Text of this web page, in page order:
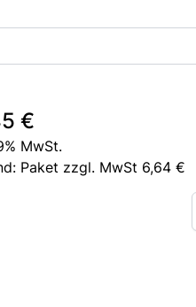
€
MwSt.
Paket zzgl. MwSt 6,64 €